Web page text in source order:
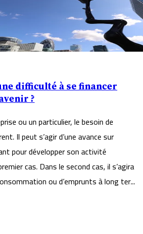
difficulté à se financer
?
ou un particulier, le besoin de
Il peut s’agir d’une avance sur
pour développer son activité
cas. Dans le second cas, il s’agira
ou d’emprunts à long ter...